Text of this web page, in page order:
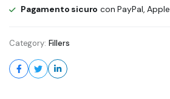
quantity
Pagamento sicuro con PayPal,
Category: Fillers